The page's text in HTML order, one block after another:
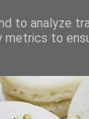
to analyze
to